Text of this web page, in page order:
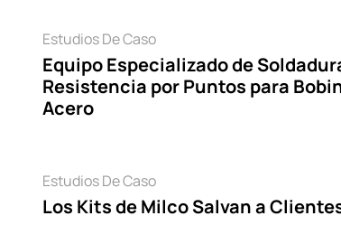
Estudios De Caso
Equipo Especializado de
Resistencia por Puntos para
Acero
Estudios De Caso
Los Kits de Milco Salvan a